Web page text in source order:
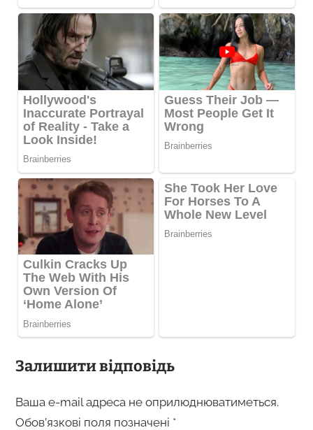
Залишити відповідь
Ваша e-mail адреса не оприлюднюватиметься.
Обов’язкові поля позначені *